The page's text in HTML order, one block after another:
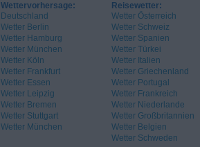
Wettervorhersage:
Deutschland
Wetter Berlin
Wetter Hamburg
Wetter München
Wetter Köln
Wetter Frankfurt
Wetter Essen
Wetter Leipzig
Wetter Bremen
Wetter Stuttgart
Wetter München
Reisewetter:
Wetter Österreich
Wetter Schweiz
Wetter Spanien
Wetter Türkei
Wetter Italien
Wetter Griechenland
Wetter Portugal
Wetter Frankreich
Wetter Niederlande
Wetter Großbritannien
Wetter Belgien
Wetter Schweden